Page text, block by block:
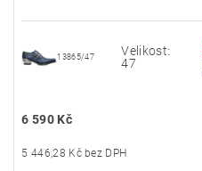
13865/47
Velikost:
47
6 590 Kč
5 446,28 Kč bez DPH